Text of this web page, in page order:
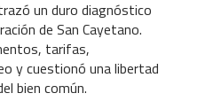
un duro diagnóstico
de San Cayetano.
tarifas,
y cuestionó una libertad
bien común.